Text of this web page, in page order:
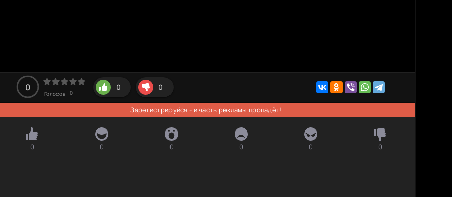
0
Голосов: 0
0 0
Зарегистрируйся - и часть рекламы пропадёт!
0 0 0 0 0 0